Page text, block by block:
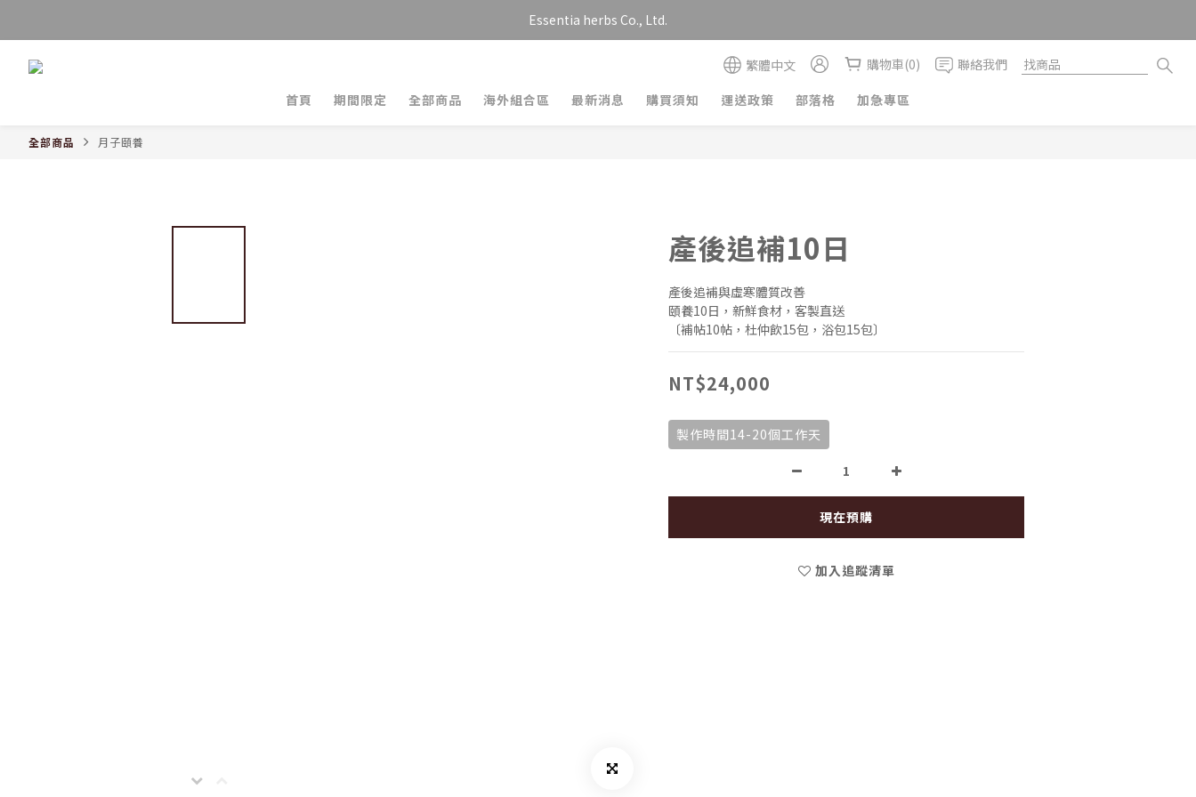
Essentia herbs Co., Ltd.
繁體中文 購物車(0)
聯絡我們
首頁
期間限定 全部商品 海外組合區 最新消息 購買須知 運送政策 部落格 加急專區
全部商品 月子頤養
產後追補10日
產後追補與虛寒體質改善
頤養10日，新鮮食材，客製直送
〔補帖10帖，杜仲飲15包，浴包15包〕
NT$24,000
製作時間14-20個工作天
現在預購
加入追蹤清單